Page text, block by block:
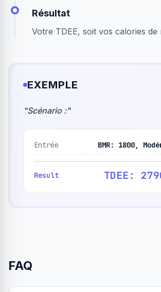
Résultat
Votre TDEE, soit vos calories de
EXEMPLE
"Scénario :"
Entrée BMR: 1800,
Result TDEE:
FAQ